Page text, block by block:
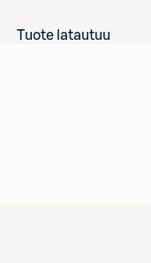
Tuote latautuu